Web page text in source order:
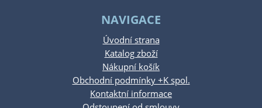
NAVIGACE
Úvodní strana
Katalog zboží
Nákupní košík
Obchodní podmínky +K spol.
Kontaktní informace